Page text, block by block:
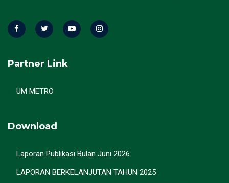
Partner Link
UM METRO
Download
Laporan Publikasi Bulan Juni 2026
LAPORAN BERKELANJUTAN TAHUN 2025